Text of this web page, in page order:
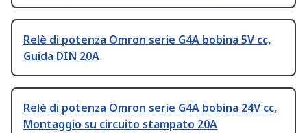
Relè di potenza Omron serie G4A bobina 5V cc,
Guida DIN 20A
Relè di potenza Omron serie G4A bobina 24V cc,
Montaggio su circuito stampato 20A